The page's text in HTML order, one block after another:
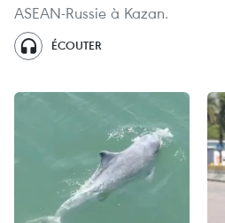
ASEAN-Russie à Kazan.
ÉCOUTER